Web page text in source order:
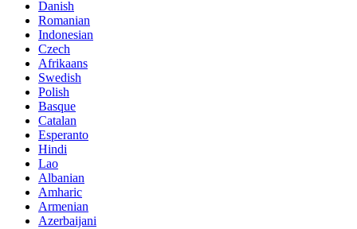
Danish
Romanian
Indonesian
Czech
Afrikaans
Swedish
Polish
Basque
Catalan
Esperanto
Hindi
Lao
Albanian
Amharic
Armenian
Azerbaijani